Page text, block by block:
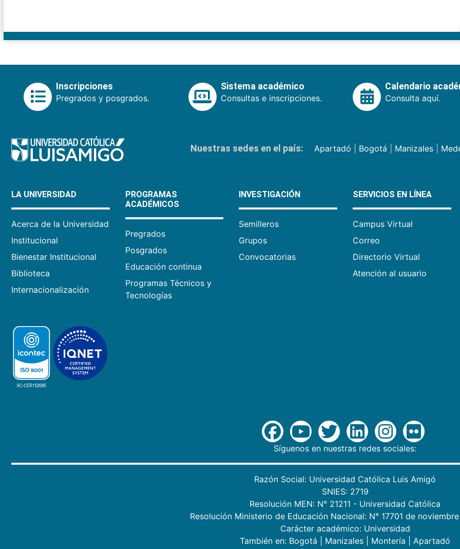
Inscripciones
Pregrados y posgrados.
Sistema académico
Consultas e inscripciones.
Calendario
Consulta aquí.
Nuestras sedes en el país: Apartadó Bogotá Manizales|
LA UNIVERSIDAD
Acerca de la Universidad
Institucional
Bienestar Institucional
Biblioteca
Internacionalización
PROGRAMAS
ACADÉMICOS
Pregrados
Posgrados
Educación continua
Programas Técnicos y
Tecnologías
INVESTIGACIÓN
Semilleros
Grupos
Convocatorias
SERVICIOS EN LÍNEA
Campus Virtual
Correo
Directorio Virtual
Atención al usuario
Síguenos en nuestras redes sociales:
Razón Social: Universidad Católica Luis Amigó
SNIES: 2719
Resolución MEN: N° 21211 - Universidad Católica
Resolución Ministerio de Educación Nacional: N° 17701 de
Carácter académico: Universidad
También en: Bogotá Manizales Montería
Apartadó